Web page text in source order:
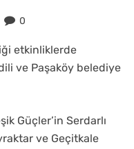
0
etkinliklerde
ve Paşaköy belediye
Güçler’in Serdarlı
ve Geçitkale